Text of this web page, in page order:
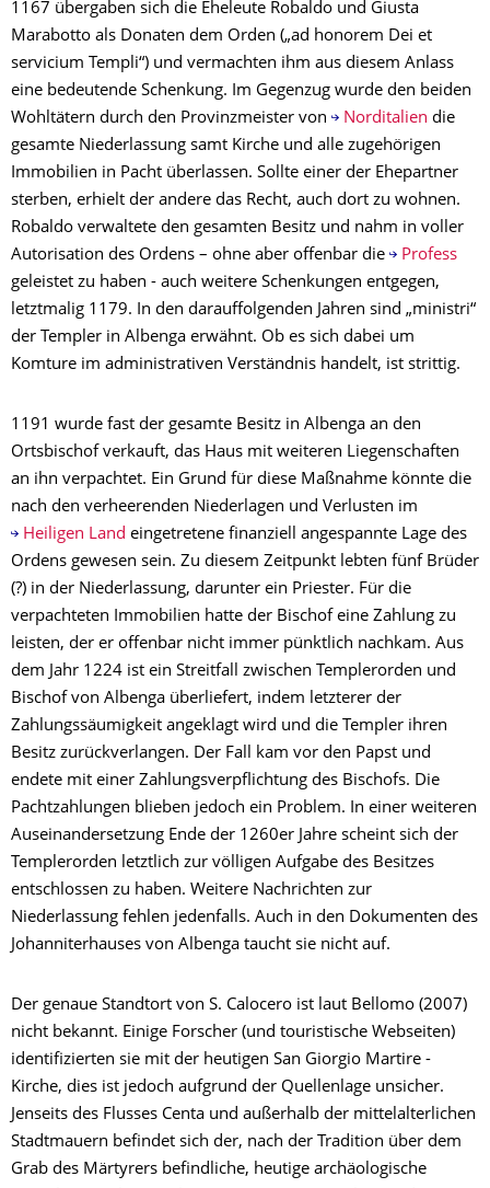
1167 übergaben sich die Eheleute Robaldo und Giusta
Marabotto als Donaten dem Orden („ad honorem Dei et
servicium Templi“) und vermachten ihm aus diesem Anlass
eine bedeutende Schenkung. Im Gegenzug wurde den beiden
Wohltätern durch den Provinzmeister von
Norditalien die
gesamte Niederlassung samt Kirche und alle zugehörigen
Immobilien in Pacht überlassen. Sollte einer der Ehepartner
sterben, erhielt der andere das Recht, auch dort zu wohnen.
Robaldo verwaltete den gesamten Besitz und nahm in voller
Autorisation des Ordens – ohne aber offenbar die
Profess
geleistet zu haben - auch weitere Schenkungen entgegen,
letztmalig 1179. In den darauffolgenden Jahren sind „ministri“
der Templer in Albenga erwähnt. Ob es sich dabei um
Komture im administrativen Verständnis handelt, ist strittig.
1191 wurde fast der gesamte Besitz in Albenga an den
Ortsbischof verkauft, das Haus mit weiteren Liegenschaften
an ihn verpachtet. Ein Grund für diese Maßnahme könnte die
nach den verheerenden Niederlagen und Verlusten im
Heiligen Land eingetretene finanziell angespannte Lage des
Ordens gewesen sein. Zu diesem Zeitpunkt lebten fünf Brüder
(?) in der Niederlassung, darunter ein Priester. Für die
verpachteten Immobilien hatte der Bischof eine Zahlung zu
leisten, der er offenbar nicht immer pünktlich nachkam. Aus
dem Jahr 1224 ist ein Streitfall zwischen Templerorden und
Bischof von Albenga überliefert, indem letzterer der
Zahlungssäumigkeit angeklagt wird und die Templer ihren
Besitz zurückverlangen. Der Fall kam vor den Papst und
endete mit einer Zahlungsverpflichtung des Bischofs. Die
Pachtzahlungen blieben jedoch ein Problem. In einer weiteren
Auseinandersetzung Ende der 1260er Jahre scheint sich der
Templerorden letztlich zur völligen Aufgabe des Besitzes
entschlossen zu haben. Weitere Nachrichten zur
Niederlassung fehlen jedenfalls. Auch in den Dokumenten des
Johanniterhauses von Albenga taucht sie nicht auf.
Der genaue Standtort von S. Calocero ist laut Bellomo (2007)
nicht bekannt. Einige Forscher (und touristische Webseiten)
identifizierten sie mit der heutigen San Giorgio Martire -
Kirche, dies ist jedoch aufgrund der Quellenlage unsicher.
Jenseits des Flusses Centa und außerhalb der mittelalterlichen
Stadtmauern befindet sich der, nach der Tradition über dem
Grab des Märtyrers befindliche, heutige archäologische